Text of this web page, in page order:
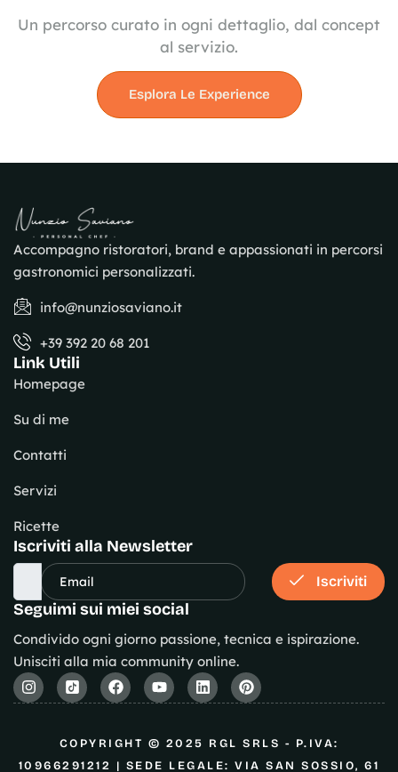
Un percorso curato in ogni dettaglio, dal concept
al servizio.
Esplora Le Experience
Accompagno ristoratori, brand e appassionati in percorsi
gastronomici personalizzati.
info@nunziosaviano.it
+39 392 20 68 201
Link Utili
Homepage
Su di me
Contatti
Servizi
Ricette
Iscriviti alla Newsletter
Iscriviti
Seguimi sui miei social
Condivido ogni giorno passione, tecnica e ispirazione.
Unisciti alla mia community online.
COPYRIGHT © 2025 RGL SRLS - P.IVA:
10966291212 | SEDE LEGALE: VIA SAN SOSSIO, 61